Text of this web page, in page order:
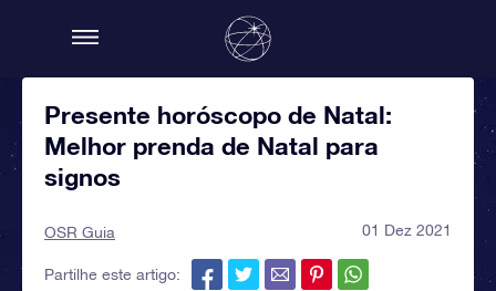
Presente horóscopo de Natal:
Melhor prenda de Natal para
signos
OSR Guia 01 Dez 2021
Partilhe este artigo: